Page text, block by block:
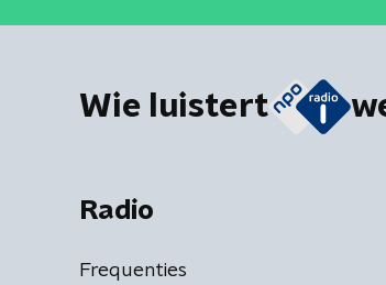
Wie luistert
Radio
Frequenties